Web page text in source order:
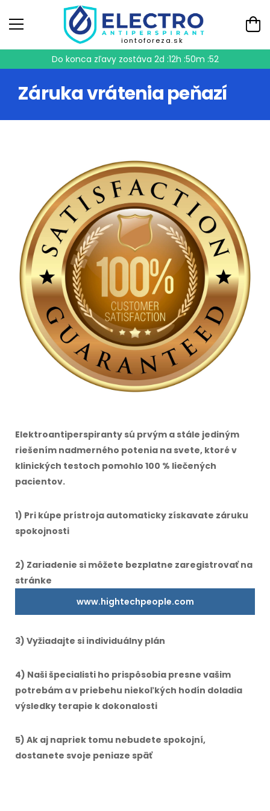
iontoforeza.sk
Do konca zľavy zostáva2d :12h :50m :51
Záruka vrátenia peňazí
Elektroantiperspiranty sú prvým a stále jediným
riešením nadmerného potenia na svete, ktoré v
klinických testoch pomohlo 100 % liečených
pacientov.
1) Pri kúpe prístroja automaticky získavate záruku
spokojnosti
2) Zariadenie si môžete bezplatne zaregistrovať na
stránke
www.hightechpeople.com
3) Vyžiadajte si individuálny plán
4) Naši špecialisti ho prispôsobia presne vašim
potrebám a v priebehu niekoľkých hodín doladia
výsledky terapie k dokonalosti
5) Ak aj napriek tomu nebudete spokojní,
dostanete svoje peniaze späť